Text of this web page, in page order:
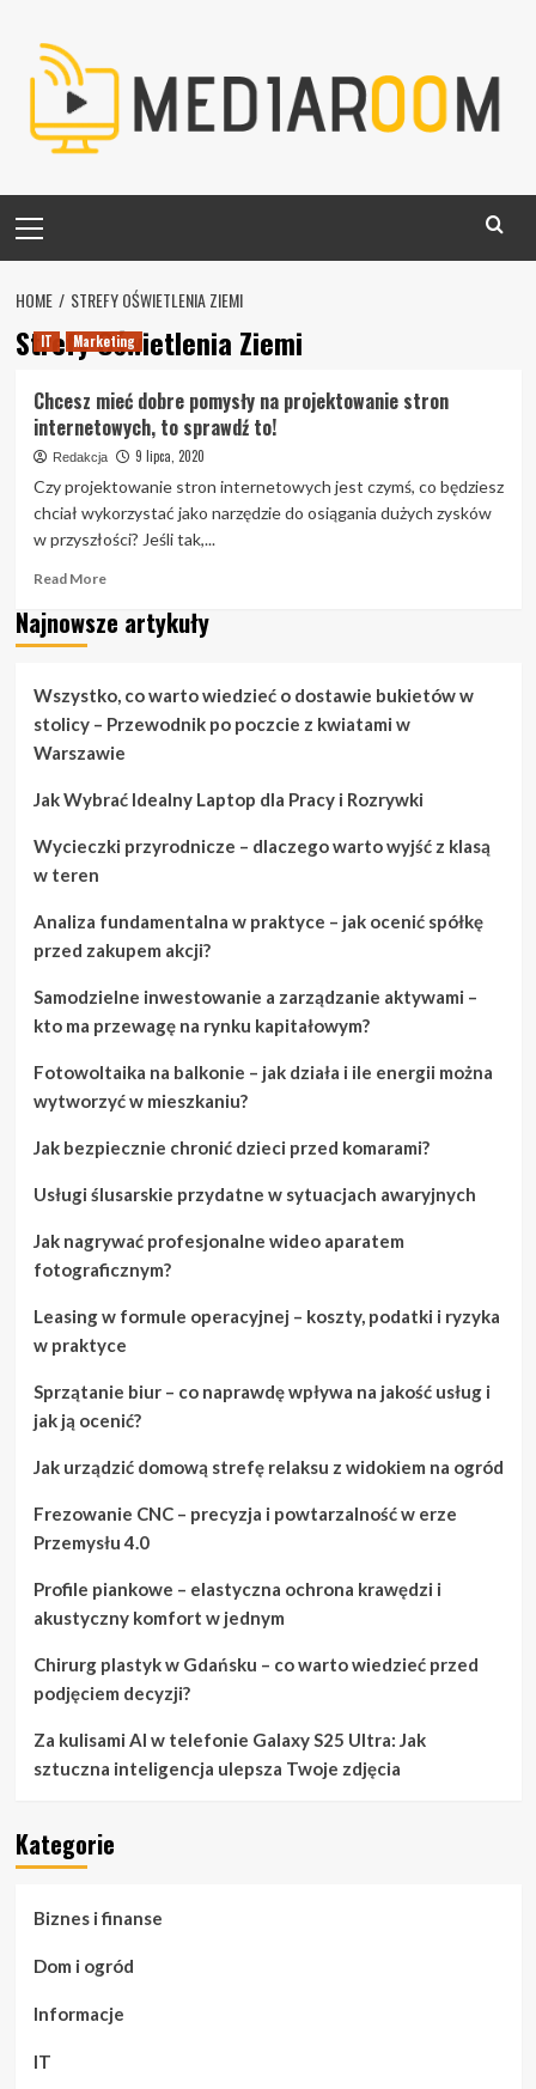
content
Menu
HOME STREFY OŚWIETLENIA ZIEMI
Strefy Oświetlenia Ziemi
IT Marketing
Chcesz mieć dobre pomysły na projektowanie stron
internetowych, to sprawdź to!
Redakcja 9 lipca, 2020
Czy projektowanie stron internetowych jest czymś, co będziesz
chciał wykorzystać jako narzędzie do osiągania dużych zysków
w przyszłości? Jeśli tak,...
Read MoreRead
about
pomysły
na
projektowanie
internetowych,
sprawdź
Najnowsze artykuły
Wszystko, co warto wiedzieć o dostawie bukietów w
stolicy – Przewodnik po poczcie z kwiatami w
Warszawie
Jak Wybrać Idealny Laptop dla Pracy i Rozrywki
Wycieczki przyrodnicze – dlaczego warto wyjść z klasą
w teren
Analiza fundamentalna w praktyce – jak ocenić spółkę
przed zakupem akcji?
Samodzielne inwestowanie a zarządzanie aktywami –
kto ma przewagę na rynku kapitałowym?
Fotowoltaika na balkonie – jak działa i ile energii można
wytworzyć w mieszkaniu?
Jak bezpiecznie chronić dzieci przed komarami?
Usługi ślusarskie przydatne w sytuacjach awaryjnych
Jak nagrywać profesjonalne wideo aparatem
fotograficznym?
Leasing w formule operacyjnej – koszty, podatki i ryzyka
w praktyce
Sprzątanie biur – co naprawdę wpływa na jakość usług i
jak ją ocenić?
Jak urządzić domową strefę relaksu z widokiem na ogród
Frezowanie CNC – precyzja i powtarzalność w erze
Przemysłu 4.0
Profile piankowe – elastyczna ochrona krawędzi i
akustyczny komfort w jednym
Chirurg plastyk w Gdańsku – co warto wiedzieć przed
podjęciem decyzji?
Za kulisami AI w telefonie Galaxy S25 Ultra: Jak
sztuczna inteligencja ulepsza Twoje zdjęcia
Kategorie
Biznes i finanse
Dom i ogród
Informacje
IT